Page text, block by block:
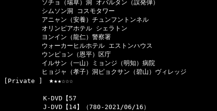
ソチョ（瑞草）洞 オバルタン（誤発弾）
シムソン洞 コスモタワー
アニャン（安養）チュンフントンネル
オリンピアホテル シェラトン
ヨンイン（龍仁）警察署
ウォーカーヒルホテル エストンハウス
ウンピョン（恩平）区庁
イルサン（一山）ミョンジ（明知）病院
ヒョジャ（孝子）洞ピョクサン（碧山）ヴィレッジ
[Private ] ★★★☆☆☆
  　　　　　K-DVD【57
  　　　　　J-DVD【14】（780-2021/06/16）